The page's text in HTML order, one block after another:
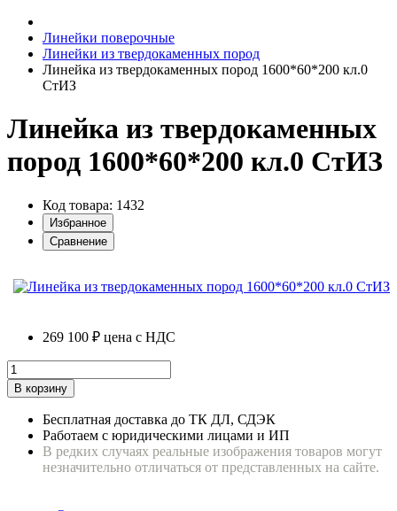
Линейки поверочные
Линейки из твердокаменных пород
Линейка из твердокаменных пород 1600*60*200 кл.0
СтИЗ
Линейка из твердокаменных
пород 1600*60*200 кл.0 СтИЗ
Код товара: 1432
Избранное
Сравнение
269 100 ₽ цена с НДС
В корзину
Бесплатная доставка до ТК ДЛ, СДЭК
Работаем с юридическими лицами и ИП
В редких случаях реальные изображения товаров могут
незначительно отличаться от представленных на сайте.